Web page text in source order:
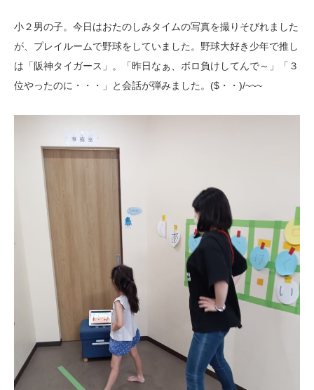
小２男の子。今日はおたのしみタイムの写真を撮りそびれました
が、プレイルームで野球をしていました。野球大好き少年で推し
は「阪神タイガース」。「昨日なぁ、ボロ負けしてんで～」「３
位やったのに・・・」と会話が弾みました。($・・)/~~~